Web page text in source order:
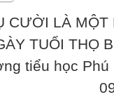
CƯỜI LÀ MỘT
TUỔI THỌ
tiểu học